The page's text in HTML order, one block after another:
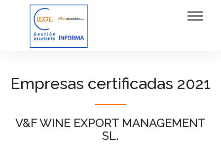
Empresas certificadas 2021
V&F WINE EXPORT MANAGEMENT
SL.